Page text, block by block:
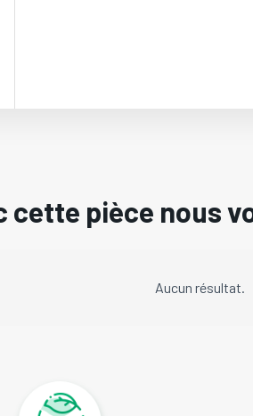
cette pièce nous
Aucun résultat.